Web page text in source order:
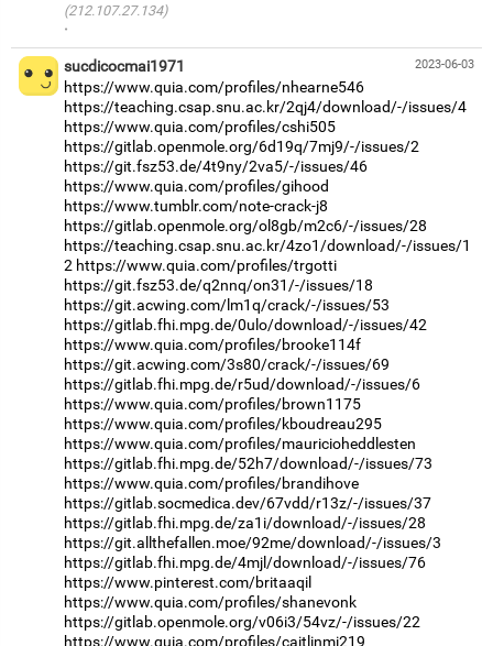
(212.107.27.134)
·
2023-06-03
sucdicocmai1971
https://www.quia.com/profiles/nhearne546
https://teaching.csap.snu.ac.kr/2qj4/download/-/issues/4
https://www.quia.com/profiles/cshi505
https://gitlab.openmole.org/6d19q/7mj9/-/issues/2
https://git.fsz53.de/4t9ny/2va5/-/issues/46
https://www.quia.com/profiles/gihood
https://www.tumblr.com/note-crack-j8
https://gitlab.openmole.org/ol8gb/m2c6/-/issues/28
https://teaching.csap.snu.ac.kr/4zo1/download/-/issues/1
2 https://www.quia.com/profiles/trgotti
https://git.fsz53.de/q2nnq/on31/-/issues/18
https://git.acwing.com/lm1q/crack/-/issues/53
https://gitlab.fhi.mpg.de/0ulo/download/-/issues/42
https://www.quia.com/profiles/brooke114f
https://git.acwing.com/3s80/crack/-/issues/69
https://gitlab.fhi.mpg.de/r5ud/download/-/issues/6
https://www.quia.com/profiles/brown1175
https://www.quia.com/profiles/kboudreau295
https://www.quia.com/profiles/mauricioheddlesten
https://gitlab.fhi.mpg.de/52h7/download/-/issues/73
https://www.quia.com/profiles/brandihove
https://gitlab.socmedica.dev/67vdd/r13z/-/issues/37
https://gitlab.fhi.mpg.de/za1i/download/-/issues/28
https://git.allthefallen.moe/92me/download/-/issues/3
https://gitlab.fhi.mpg.de/4mjl/download/-/issues/76
https://www.pinterest.com/britaaqil
https://www.quia.com/profiles/shanevonk
https://gitlab.openmole.org/v06i3/54vz/-/issues/22
https://www.quia.com/profiles/caitlinmi219